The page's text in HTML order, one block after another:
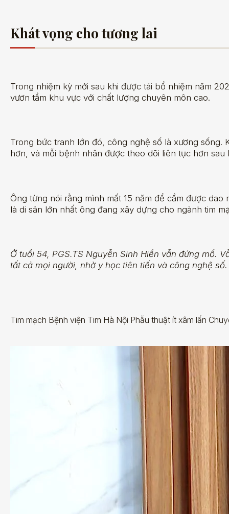
Khát vọng cho tương lai
Trong nhiệm kỳ mới sau khi được tái bổ nhiệm năm
vươn tầm khu vực với chất lượng chuyên môn cao.
Trong bức tranh lớn đó, công nghệ số là xương
hơn, và mỗi bệnh nhân được theo dõi liên tục hơn sau
Ông từng nói rằng mình mất 15 năm để cầm được
là di sản lớn nhất ông đang xây dựng cho ngành tim
Ở tuổi 54, PGS.TS Nguyễn Sinh Hiền vẫn đứng mổ.
tất cả mọi người, nhờ y học tiên tiến và công nghệ số.
Tim mạch Bệnh viện Tim Hà Nội Phẫu thuật ít xâm lấn